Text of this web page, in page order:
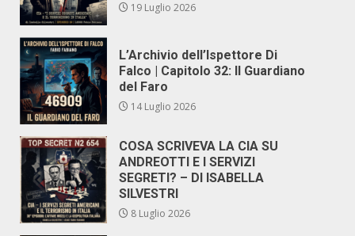
19 Luglio 2026
L’Archivio dell’Ispettore Di
Falco | Capitolo 32: Il Guardiano
del Faro
14 Luglio 2026
COSA SCRIVEVA LA CIA SU
ANDREOTTI E I SERVIZI
SEGRETI? – DI ISABELLA
SILVESTRI
8 Luglio 2026